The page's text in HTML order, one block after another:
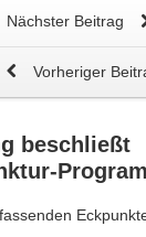
Nächster Beitrag
Vorheriger
beschließt